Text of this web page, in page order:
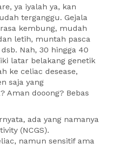
ya iyalah ya, kan
terganggu. Gejala
kembung, mudah
letih, muntah pasca
Nah, 30 hingga 40
latar belakang genetik
ke celiac desease,
saja yang
Aman dooong? Bebas
ada yang namanya
(NCGS).
namun sensitif ama